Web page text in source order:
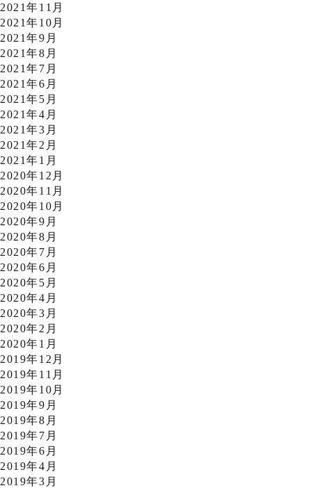
2021年11月
2021年10月
2021年9月
2021年8月
2021年7月
2021年6月
2021年5月
2021年4月
2021年3月
2021年2月
2021年1月
2020年12月
2020年11月
2020年10月
2020年9月
2020年8月
2020年7月
2020年6月
2020年5月
2020年4月
2020年3月
2020年2月
2020年1月
2019年12月
2019年11月
2019年10月
2019年9月
2019年8月
2019年7月
2019年6月
2019年4月
2019年3月